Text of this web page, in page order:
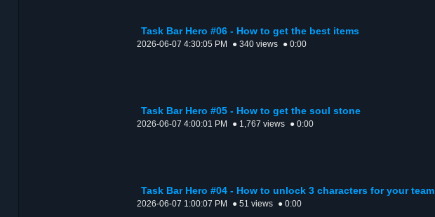
Task Bar Hero #06 - How to get the best items
2026-06-07 4:30:05 PM ● 340 views ● 0:00
Task Bar Hero #05 - How to get the soul stone
2026-06-07 4:00:01 PM ● 1,767 views ● 0:00
Task Bar Hero #04 - How to unlock 3 characters for your team
2026-06-07 1:00:07 PM ● 51 views ● 0:00